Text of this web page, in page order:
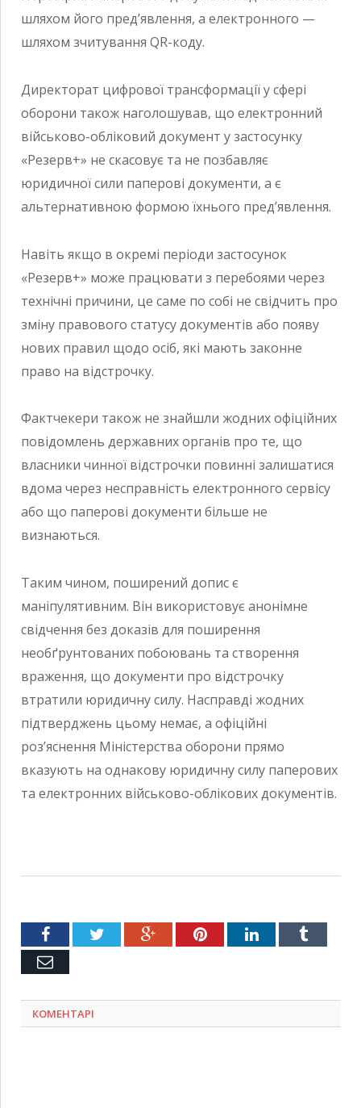
шляхом його пред’явлення, а електронного —
шляхом зчитування QR-коду.
Директорат цифрової трансформації у сфері
оборони також наголошував, що електронний
військово-обліковий документ у застосунку
«Резерв+» не скасовує та не позбавляє
юридичної сили паперові документи, а є
альтернативною формою їхнього пред’явлення.
Навіть якщо в окремі періоди застосунок
«Резерв+» може працювати з перебоями через
технічні причини, це саме по собі не свідчить про
зміну правового статусу документів або появу
нових правил щодо осіб, які мають законне
право на відстрочку.
Фактчекери також не знайшли жодних офіційних
повідомлень державних органів про те, що
власники чинної відстрочки повинні залишатися
вдома через несправність електронного сервісу
або що паперові документи більше не
визнаються.
Таким чином, поширений допис є
маніпулятивним. Він використовує анонімне
свідчення без доказів для поширення
необґрунтованих побоювань та створення
враження, що документи про відстрочку
втратили юридичну силу. Насправді жодних
підтверджень цьому немає, а офіційні
роз’яснення Міністерства оборони прямо
вказують на однакову юридичну силу паперових
та електронних військово-облікових документів.
FacebookTwitter Google+PinterestLinkedInTumblr
Емейл
КОМЕНТАРІ